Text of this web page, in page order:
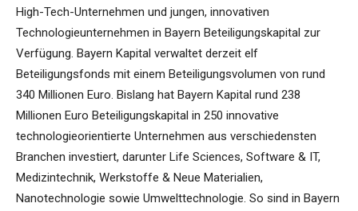
High-Tech-Unternehmen und jungen, innovativen
Technologieunternehmen in Bayern Beteiligungskapital zur
Verfügung. Bayern Kapital verwaltet derzeit elf
Beteiligungsfonds mit einem Beteiligungsvolumen von rund
340 Millionen Euro. Bislang hat Bayern Kapital rund 238
Millionen Euro Beteiligungskapital in 250 innovative
technologieorientierte Unternehmen aus verschiedensten
Branchen investiert, darunter Life Sciences, Software & IT,
Medizintechnik, Werkstoffe & Neue Materialien,
Nanotechnologie sowie Umwelttechnologie. So sind in Bayern